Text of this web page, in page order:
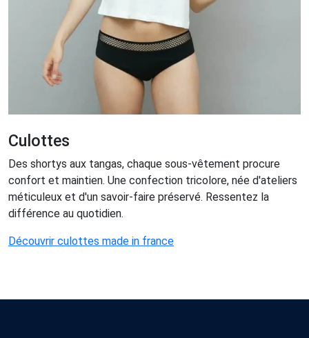
Culottes
Des shortys aux tangas, chaque sous-vêtement procure
confort et maintien. Une confection tricolore, née d'ateliers
méticuleux et d'un savoir-faire préservé. Ressentez la
différence au quotidien.
Découvrir culottes made in france